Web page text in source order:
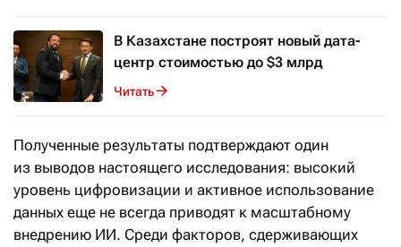
В Казахстане построят новый дата-
центр стоимостью до $3 млрд
Читать
Полученные результаты подтверждают один
из выводов настоящего исследования: высокий
уровень цифровизации и активное использование
данных еще не всегда приводят к масштабному
внедрению ИИ. Среди факторов, сдерживающих